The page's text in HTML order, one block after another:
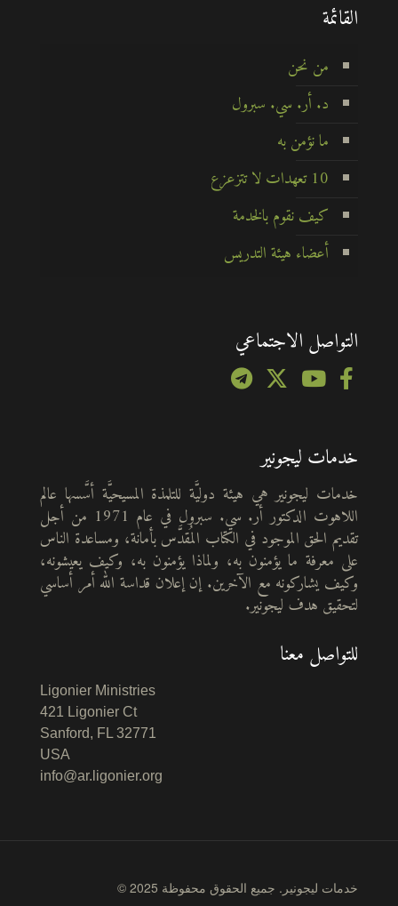
القائمة
من نحن
د. أر. سي. سبرول
ما نؤمن به
10 تعهدات لا تتزعزع
كيف نقوم بالخدمة
أعضاء هيئة التدريس
التواصل الاجتماعي
خدمات ليجونير
خدمات ليجونير هي هيئة دوليَّة للتلمذة المسيحيَّة أسَّسها عالم
اللاهوت الدكتور أر. سي. سبرول في عام 1971 من أجل
تقديم الحق الموجود في الكتاب المُقدَّس بأمانة، ومساعدة الناس
على معرفة ما يؤمنون به، ولماذا يؤمنون به، وكيف يعيشونه،
وكيف يشاركونه مع الآخرين. إن إعلان قداسة الله أمر أساسي
لتحقيق هدف ليجونير.
للتواصل معنا
Ligonier Ministries
421 Ligonier Ct
Sanford, FL 32771
USA
info@ar.ligonier.org
© 2025 خدمات ليجونير. جميع الحقوق محفوظة